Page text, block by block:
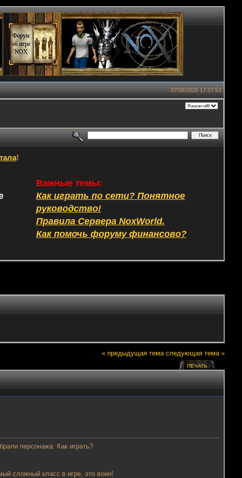
07/08/2026 17:37:53
!
Важные темы:
Как играть по сети? Понятное
руководство!
Правила Сервера NoxWorld.
Как помочь форуму финансово?
« предыдущая тема следующая тема »
ПЕЧАТЬ
персонажа. Как играть?
сложный класс в игре, это воин!